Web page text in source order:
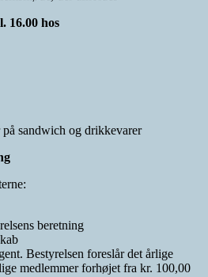
16.00 hos
på sandwich og drikkevarer
beretning
Bestyrelsen foreslår det årlige
medlemmer forhøjet fra kr. 100,00